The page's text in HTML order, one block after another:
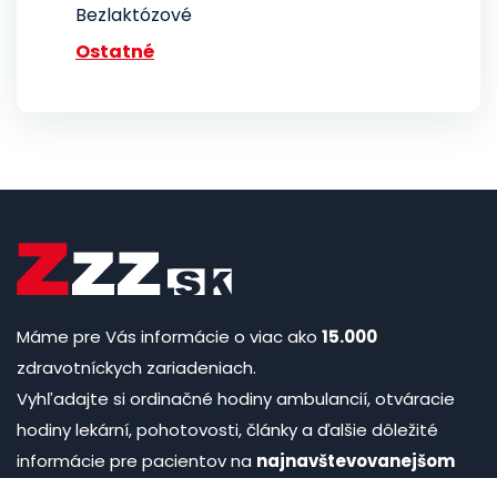
Bezlaktózové
Ostatné
Máme pre Vás informácie o viac ako 15.000
zdravotníckych zariadeniach.
Vyhľadajte si ordinačné hodiny ambulancií, otváracie
hodiny lekární, pohotovosti, články a ďalšie dôležité
informácie pre pacientov na najnavštevovanejšom